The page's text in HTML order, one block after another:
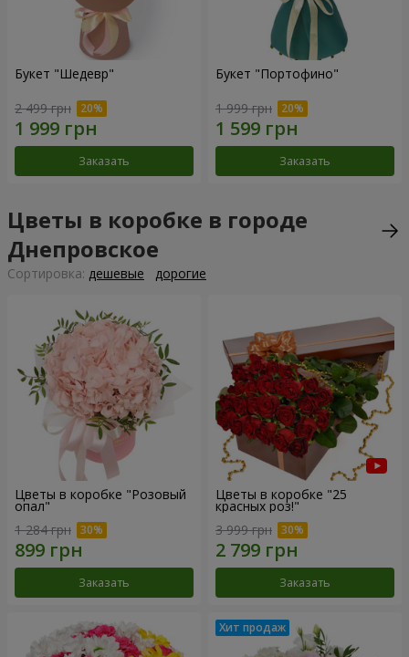
Букет "Шедевр"
2 499 грн
Заказать
Букет "Портофино"
1 999 грн
Заказать
Цветы в коробке в городе
Днепровское
Cортировка: дешевые дорогие
Цветы в коробке "Розовый
опал"
1 284 грн
Заказать
Цветы в коробке "25
красных роз!"
3 999 грн
Заказать